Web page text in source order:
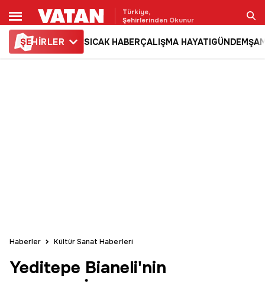
Türkiye,
Şehirlerinden Okunur
ŞEHİRLER SICAK HABERÇALIŞMA HAYATIGÜNDEM
Haberler Kültür Sanat Haberleri
Yeditepe Bianeli'nin